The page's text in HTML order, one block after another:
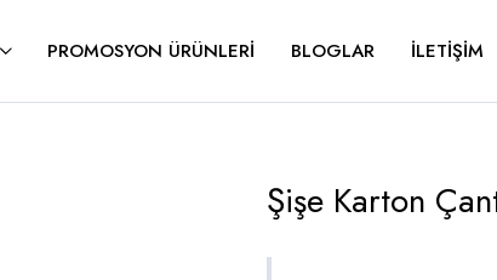
PROMOSYON ÜRÜNLERI BLOGLAR İLETIŞIM
Şişe Karton